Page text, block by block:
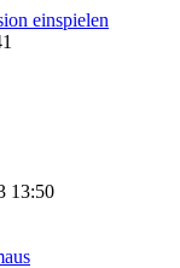
einspielen
13:50